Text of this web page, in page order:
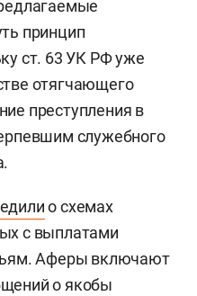
принцип
ст. 63 УК РФ уже
отягчающего
преступления в
служебного
о схемах
с выплатами
Аферы включают
о якобы